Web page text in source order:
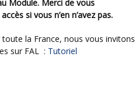
Module. Merci de vous
si vous n’en n’avez pas.
sur FAL : Tutoriel